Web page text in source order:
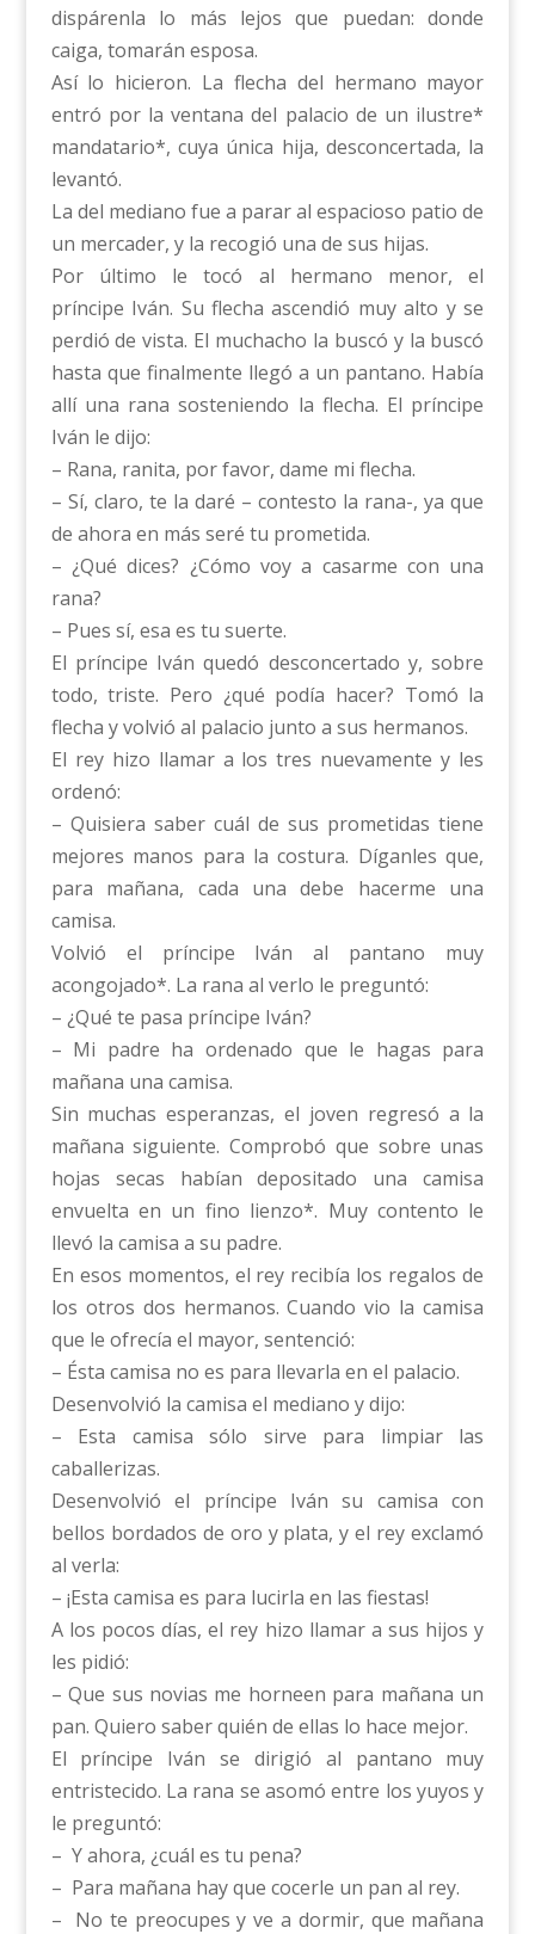
dispárenla lo más lejos que puedan: donde
caiga, tomarán esposa.
Así lo hicieron. La flecha del hermano mayor
entró por la ventana del palacio de un ilustre*
mandatario*, cuya única hija, desconcertada, la
levantó.
La del mediano fue a parar al espacioso patio de
un mercader, y la recogió una de sus hijas.
Por último le tocó al hermano menor, el
príncipe Iván. Su flecha ascendió muy alto y se
perdió de vista. El muchacho la buscó y la buscó
hasta que finalmente llegó a un pantano. Había
allí una rana sosteniendo la flecha. El príncipe
Iván le dijo:
– Rana, ranita, por favor, dame mi flecha.
– Sí, claro, te la daré – contesto la rana-, ya que
de ahora en más seré tu prometida.
– ¿Qué dices? ¿Cómo voy a casarme con una
rana?
– Pues sí, esa es tu suerte.
El príncipe Iván quedó desconcertado y, sobre
todo, triste. Pero ¿qué podía hacer? Tomó la
flecha y volvió al palacio junto a sus hermanos.
El rey hizo llamar a los tres nuevamente y les
ordenó:
– Quisiera saber cuál de sus prometidas tiene
mejores manos para la costura. Díganles que,
para mañana, cada una debe hacerme una
camisa.
Volvió el príncipe Iván al pantano muy
acongojado*. La rana al verlo le preguntó:
– ¿Qué te pasa príncipe Iván?
– Mi padre ha ordenado que le hagas para
mañana una camisa.
Sin muchas esperanzas, el joven regresó a la
mañana siguiente. Comprobó que sobre unas
hojas secas habían depositado una camisa
envuelta en un fino lienzo*. Muy contento le
llevó la camisa a su padre.
En esos momentos, el rey recibía los regalos de
los otros dos hermanos. Cuando vio la camisa
que le ofrecía el mayor, sentenció:
– Ésta camisa no es para llevarla en el palacio.
Desenvolvió la camisa el mediano y dijo:
– Esta camisa sólo sirve para limpiar las
caballerizas.
Desenvolvió el príncipe Iván su camisa con
bellos bordados de oro y plata, y el rey exclamó
al verla:
– ¡Esta camisa es para lucirla en las fiestas!
A los pocos días, el rey hizo llamar a sus hijos y
les pidió:
– Que sus novias me horneen para mañana un
pan. Quiero saber quién de ellas lo hace mejor.
El príncipe Iván se dirigió al pantano muy
entristecido. La rana se asomó entre los yuyos y
le preguntó:
– Y ahora, ¿cuál es tu pena?
– Para mañana hay que cocerle un pan al rey.
– No te preocupes y ve a dormir, que mañana